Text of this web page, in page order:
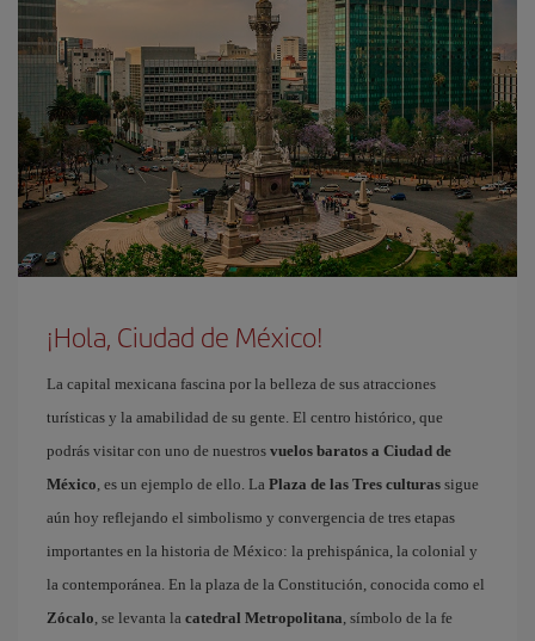
¡Hola, Ciudad de México!
La capital mexicana fascina por la belleza de sus atracciones
turísticas y la amabilidad de su gente. El centro histórico, que
podrás visitar con uno de nuestros vuelos baratos a Ciudad de
México, es un ejemplo de ello. La Plaza de las Tres culturas sigue
aún hoy reflejando el simbolismo y convergencia de tres etapas
importantes en la historia de México: la prehispánica, la colonial y
la contemporánea. En la plaza de la Constitución, conocida como el
Zócalo, se levanta la catedral Metropolitana, símbolo de la fe